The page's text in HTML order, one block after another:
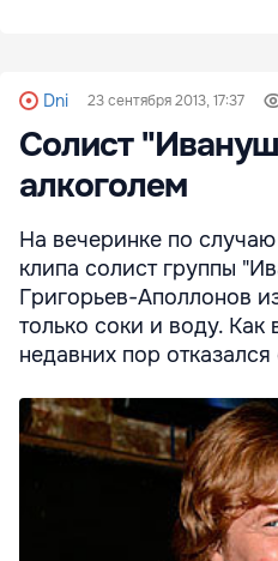
Dni 23 сентября 2013, 17:37
Солист
алкоголем
На вечеринке по
клипа солист группы
Григорьев-Аполлонов
только соки и воду. Как
недавних пор отказался